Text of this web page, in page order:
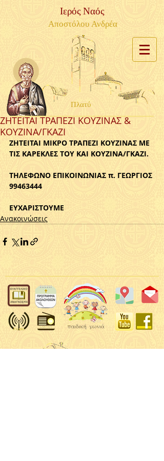
Ιερός Ναός
Αποστόλου Ανδρέα
Πλατύ
ΖΗΤΕΙΤΑΙ ΤΡΑΠΕΖΙ ΚΟΥΖΙΝΑΣ &
ΚΟΥΖΙΝΑ/ΓΚΑΖΙ
ΖΗΤΕΙΤΑΙ ΜΙΚΡΟ ΤΡΑΠΕΖΙ ΚΟΥΖΙΝΑΣ ΜΕ
ΤΙΣ ΚΑΡΕΚΛΕΣ ΤΟΥ ΚΑΙ ΚΟΥΖΙΝΑ/ΓΚΑΖΙ.
ΤΗΛΕΦΩΝΟ ΕΠΙΚΟΙΝΩΝΙΑΣ π. ΓΕΩΡΓΙΟΣ
99463444
ΕΥΧΑΡΙΣΤΟΥΜΕ
Ανακοινώσεις